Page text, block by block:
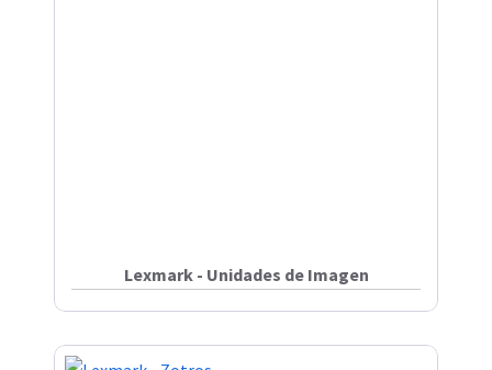
Lexmark - Unidades de Imagen